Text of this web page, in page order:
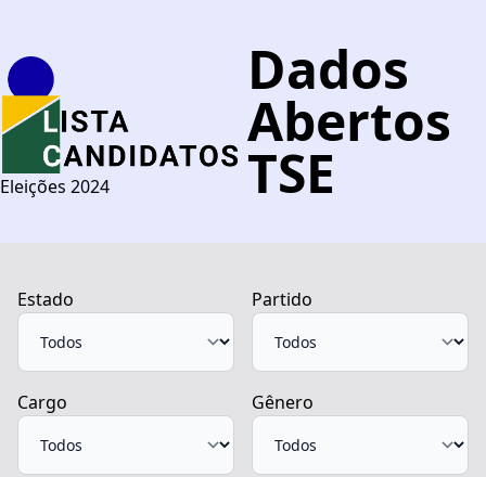
Eleições 2024
Dados
Abertos
TSE
Estado Partido
Cargo Gênero